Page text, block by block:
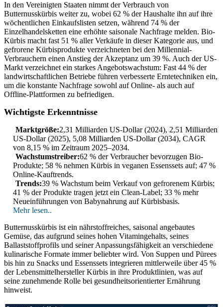
In den Vereinigten Staaten nimmt der Verbrauch von
Butternusskürbis weiter zu, wobei 62 % der Haushalte ihn auf ihre
wöchentlichen Einkaufslisten setzen, während 74 % der
Einzelhandelsketten eine erhöhte saisonale Nachfrage melden. Bio-
Kürbis macht fast 51 % aller Verkäufe in dieser Kategorie aus, und
gefrorene Kürbisprodukte verzeichneten bei den Millennial-
Verbrauchern einen Anstieg der Akzeptanz um 39 %. Auch der US-
Markt verzeichnet ein starkes Angebotswachstum: Fast 44 % der
landwirtschaftlichen Betriebe führen verbesserte Erntetechniken ein,
um die konstante Nachfrage sowohl auf Online- als auch auf
Offline-Plattformen zu befriedigen.
Wichtigste Erkenntnisse
Marktgröße:2,31 Milliarden US-Dollar (2024), 2,51 Milliarden
US-Dollar (2025), 5,08 Milliarden US-Dollar (2034), CAGR
von 8,15 % im Zeitraum 2025–2034.
Wachstumstreiber:62 % der Verbraucher bevorzugen Bio-
Produkte; 58 % nehmen Kürbis in veganen Essenssets auf; 47 %
Online-Kauftrends.
Trends:39 % Wachstum beim Verkauf von gefrorenem Kürbis;
41 % der Produkte tragen jetzt ein Clean-Label; 33 % mehr
Neueinführungen von Babynahrung auf Kürbisbasis.
Mehr lesen..
Butternusskürbis ist ein nährstoffreiches, saisonal angebautes
Gemüse, das aufgrund seines hohen Vitamingehalts, seines
Ballaststoffprofils und seiner Anpassungsfähigkeit an verschiedene
kulinarische Formate immer beliebter wird. Von Suppen und Pürees
bis hin zu Snacks und Essenssets integrieren mittlerweile über 45 %
der Lebensmittelhersteller Kürbis in ihre Produktlinien, was auf
seine zunehmende Rolle bei gesundheitsorientierter Ernährung
hinweist.